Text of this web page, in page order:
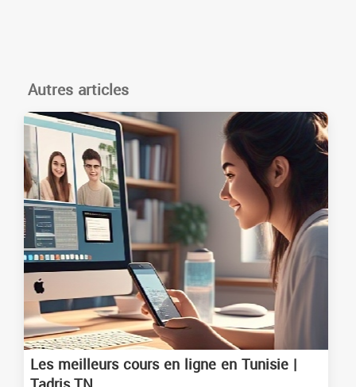
Autres articles
Les meilleurs cours en ligne en Tunisie |